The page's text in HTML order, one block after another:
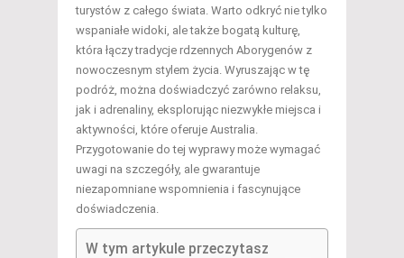
turystów z całego świata. Warto odkryć nie tylko
wspaniałe widoki, ale także bogatą kulturę,
która łączy tradycje rdzennych Aborygenów z
nowoczesnym stylem życia. Wyruszając w tę
podróż, można doświadczyć zarówno relaksu,
jak i adrenaliny, eksplorując niezwykłe miejsca i
aktywności, które oferuje Australia.
Przygotowanie do tej wyprawy może wymagać
uwagi na szczegóły, ale gwarantuje
niezapomniane wspomnienia i fascynujące
doświadczenia.
W tym artykule przeczytasz